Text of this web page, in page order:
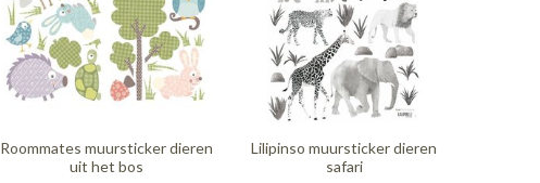
Roommates muursticker dieren
uit het bos
Lilipinso muursticker dieren
safari